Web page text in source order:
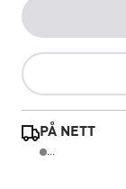
PÅ NETT
...